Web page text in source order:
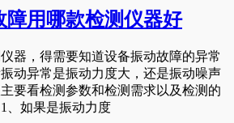
障用哪款检测仪器好
器，得需要知道设备振动故障的异常
动异常是振动力度大，还是振动噪声
要看检测参数和检测需求以及检测的
、如果是振动力度